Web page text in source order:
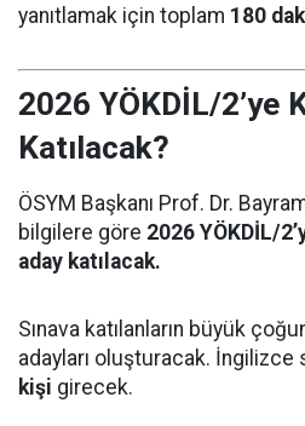
yanıtlamak için toplam 180
2026 YÖKDİL/2’ye
Katılacak?
ÖSYM Başkanı Prof. Dr.
bilgilere göre 2026 YÖKDİL/
aday katılacak.
Sınava katılanların büyük
adayları oluşturacak. İngilizce
kişi girecek.